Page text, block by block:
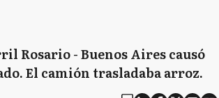
Rosario - Buenos Aires causó
El camión trasladaba arroz.